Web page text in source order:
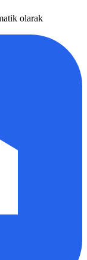
olarak